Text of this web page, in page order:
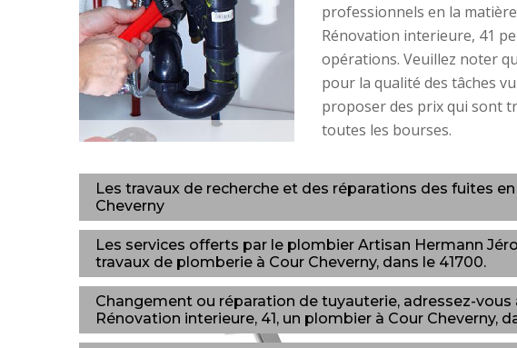
professionnels en la
Rénovation interieure, 41
opérations. Veuillez noter
pour la qualité des tâches
proposer des prix qui sont
toutes les bourses.
Les travaux de recherche et des réparations des fuites
Cheverny
Les services offerts par le plombier Artisan Hermann
travaux de plomberie à Cour Cheverny, dans le 41700.
Changement ou réparation de tuyauterie, adressez-
Rénovation interieure, 41, un plombier à Cour Cheverny,